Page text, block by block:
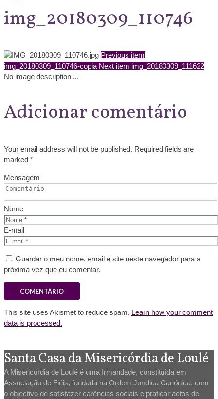
img_20180309_110746
Previous item
img_20180309_110746-copia Next item img_20180309_111622
No image description ...
Adicionar comentário
Your email address will not be published. Required fields are
marked *
Mensagem
Nome
E-mail
Guardar o meu nome, email e site neste navegador para a
próxima vez que eu comentar.
This site uses Akismet to reduce spam. Learn how your comment
data is processed.
Santa Casa da Misericórdia de Loulé
A Misericórdia de Loulé é uma Irmandade, constituída em
Associação de Fiéis, fundada na Ordem Jurídica Canónica, com
o objectivo de satisfazer carências sociais e praticar actos de